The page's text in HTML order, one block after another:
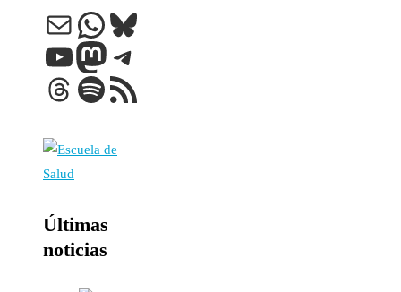
Correo electrónico
WhatsApp
Bluesky
YouTube
Mastodon
Telegram
Threads
Spotify
Feed RSS
Últimas
noticias